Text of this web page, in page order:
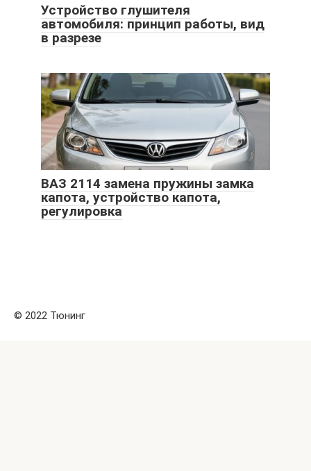
Устройство глушителя
автомобиля: принцип работы, вид
в разрезе
ВАЗ 2114 замена пружины замка
капота, устройство капота,
регулировка
© 2022 Тюнинг